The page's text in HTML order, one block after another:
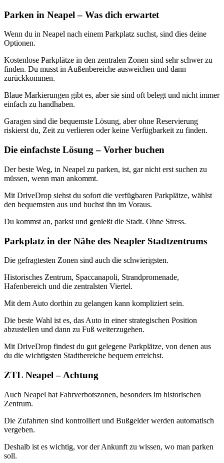
Parken in Neapel – Was dich erwartet
Wenn du in Neapel nach einem Parkplatz suchst, sind dies deine
Optionen.
Kostenlose Parkplätze in den zentralen Zonen sind sehr schwer zu
finden. Du musst in Außenbereiche ausweichen und dann
zurückkommen.
Blaue Markierungen gibt es, aber sie sind oft belegt und nicht immer
einfach zu handhaben.
Garagen sind die bequemste Lösung, aber ohne Reservierung
riskierst du, Zeit zu verlieren oder keine Verfügbarkeit zu finden.
Die einfachste Lösung – Vorher buchen
Der beste Weg, in Neapel zu parken, ist, gar nicht erst suchen zu
müssen, wenn man ankommt.
Mit DriveDrop siehst du sofort die verfügbaren Parkplätze, wählst
den bequemsten aus und buchst ihn im Voraus.
Du kommst an, parkst und genießt die Stadt. Ohne Stress.
Parkplatz in der Nähe des Neapler Stadtzentrums
Die gefragtesten Zonen sind auch die schwierigsten.
Historisches Zentrum, Spaccanapoli, Strandpromenade,
Hafenbereich und die zentralsten Viertel.
Mit dem Auto dorthin zu gelangen kann kompliziert sein.
Die beste Wahl ist es, das Auto in einer strategischen Position
abzustellen und dann zu Fuß weiterzugehen.
Mit DriveDrop findest du gut gelegene Parkplätze, von denen aus
du die wichtigsten Stadtbereiche bequem erreichst.
ZTL Neapel – Achtung
Auch Neapel hat Fahrverbotszonen, besonders im historischen
Zentrum.
Die Zufahrten sind kontrolliert und Bußgelder werden automatisch
vergeben.
Deshalb ist es wichtig, vor der Ankunft zu wissen, wo man parken
soll.